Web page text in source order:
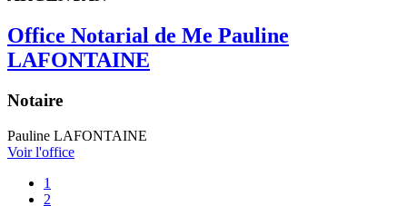
Office Notarial de Me Pauline
LAFONTAINE
Notaire
Pauline LAFONTAINE
Voir l'office
Pagination
Page
courante
1
Page
2